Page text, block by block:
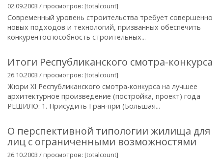
02.09.2003 / просмотров: [totalcount]
Современный уровень строительства требует совершенно
новых подходов и технологий, призванных обеспечить
конкурентоспособность строительных...
Итоги Республиканского смотра-конкурса
26.10.2003 / просмотров: [totalcount]
Жюри XI Республиканского смотра-конкурса на лучшее
архитектурное произведение (постройка, проект) года
РЕШИЛО: 1. Присудить Гран-при (Большая...
О перспективной типологии жилища для
лиц с ограниченными возможностями
26.10.2003 / просмотров: [totalcount]